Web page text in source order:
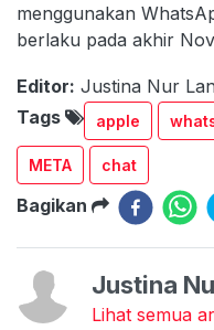
menggunakan
berlaku pada akhir
Editor: Justina Nur
Tags
apple
META chat
Bagikan
Justina
Lihat semua